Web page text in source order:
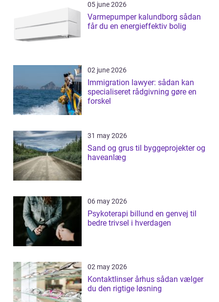
05 june 2026
Varmepumper kalundborg sådan
får du en energieffektiv bolig
02 june 2026
Immigration lawyer: sådan kan
specialiseret rådgivning gøre en
forskel
31 may 2026
Sand og grus til byggeprojekter og
haveanlæg
06 may 2026
Psykoterapi billund en genvej til
bedre trivsel i hverdagen
02 may 2026
Kontaktlinser århus sådan vælger
du den rigtige løsning